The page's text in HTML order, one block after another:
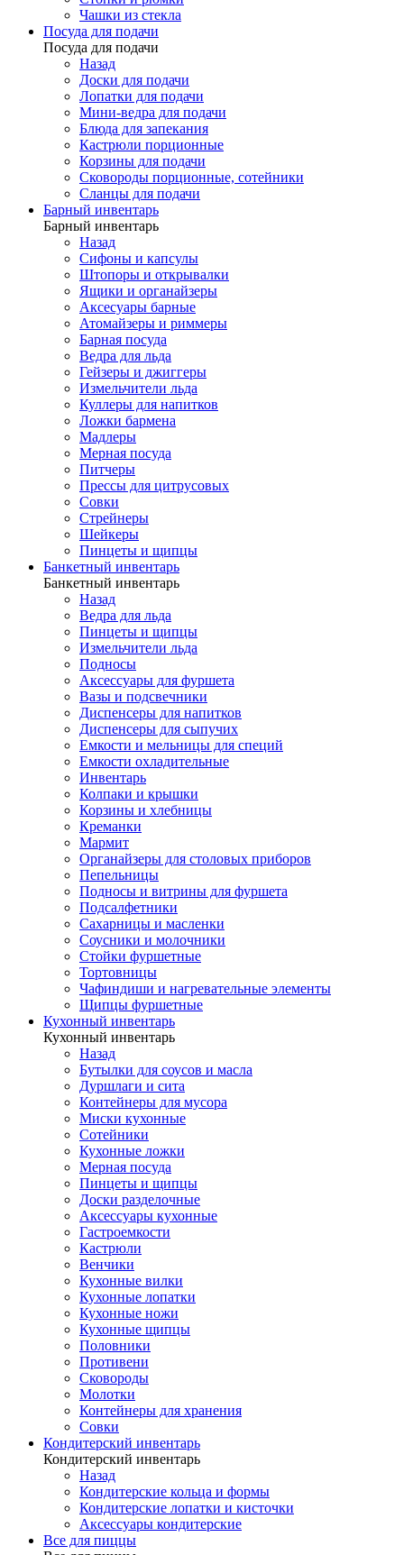
Чашки из стекла
Посуда для подачи
Посуда для подачи
Назад
Доски для подачи
Лопатки для подачи
Мини-ведра для подачи
Блюда для запекания
Кастрюли порционные
Корзины для подачи
Сковороды порционные, сотейники
Сланцы для подачи
Барный инвентарь
Барный инвентарь
Назад
Сифоны и капсулы
Штопоры и открывалки
Ящики и органайзеры
Аксесуары барные
Атомайзеры и риммеры
Барная посуда
Ведра для льда
Гейзеры и джиггеры
Измельчители льда
Куллеры для напитков
Ложки бармена
Мадлеры
Мерная посуда
Питчеры
Прессы для цитрусовых
Совки
Стрейнеры
Шейкеры
Пинцеты и щипцы
Банкетный инвентарь
Банкетный инвентарь
Назад
Ведра для льда
Пинцеты и щипцы
Измельчители льда
Подносы
Аксессуары для фуршета
Вазы и подсвечники
Диспенсеры для напитков
Диспенсеры для сыпучих
Емкости и мельницы для специй
Емкости охладительные
Инвентарь
Колпаки и крышки
Корзины и хлебницы
Креманки
Мармит
Органайзеры для столовых приборов
Пепельницы
Подносы и витрины для фуршета
Подсалфетники
Сахарницы и масленки
Соусники и молочники
Стойки фуршетные
Тортовницы
Чафиндиши и нагревательные элементы
Щипцы фуршетные
Кухонный инвентарь
Кухонный инвентарь
Назад
Бутылки для соусов и масла
Дуршлаги и сита
Контейнеры для мусора
Миски кухонные
Сотейники
Кухонные ложки
Мерная посуда
Пинцеты и щипцы
Доски разделочные
Аксессуары кухонные
Гастроемкости
Кастрюли
Венчики
Кухонные вилки
Кухонные лопатки
Кухонные ножи
Кухонные щипцы
Половники
Противени
Сковороды
Молотки
Контейнеры для хранения
Совки
Кондитерский инвентарь
Кондитерский инвентарь
Назад
Кондитерские кольца и формы
Кондитерские лопатки и кисточки
Аксессуары кондитерские
Все для пиццы